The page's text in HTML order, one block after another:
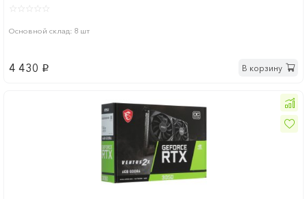
Основной склад: 8 шт
4 430 p В корзину